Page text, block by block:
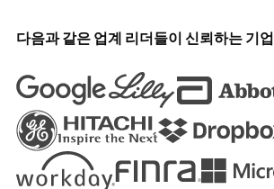
다음과 같은 업계 리더들이 신뢰하는 기업